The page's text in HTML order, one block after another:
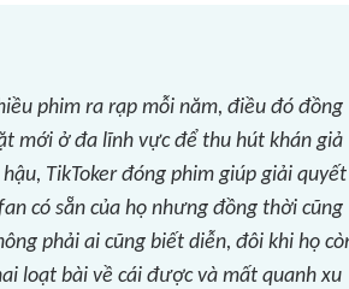
phim ra rạp mỗi năm, điều đó đồng
mới ở đa lĩnh vực để thu hút khán giả
TikToker đóng phim giúp giải quyết
có sẵn của họ nhưng đồng thời cũng
phải ai cũng biết diễn, đôi khi họ
loạt bài về cái được và mất quanh xu